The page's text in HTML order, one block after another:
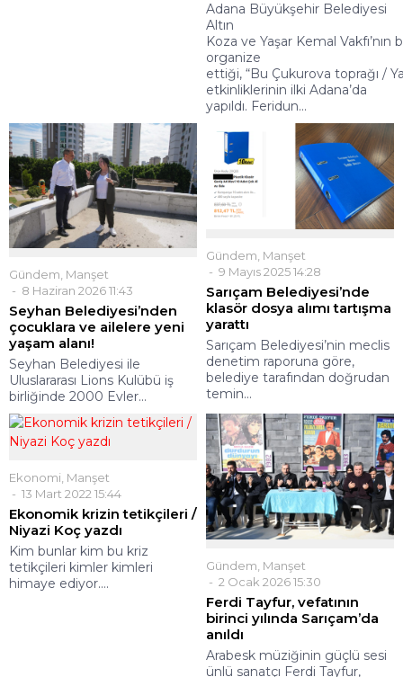
Adana Büyükşehir Belediyesi
Altın
Koza ve Yaşar Kemal Vakfı’nın
organize
ettiği, “Bu Çukurova toprağı /
etkinliklerinin ilki Adana’da
yapıldı. Feridun...
Gündem, Manşet
8 Haziran 2026 11:43
Seyhan Belediyesi’nden
çocuklara ve ailelere yeni
yaşam alanı!
Seyhan Belediyesi ile
Uluslararası Lions Kulübü iş
birliğinde 2000 Evler...
Gündem Manşet
9 Mayıs 2025 14:28
Sarıçam Belediyesi’nde
klasör dosya alımı tartışma
yarattı
Sarıçam Belediyesi’nin meclis
denetim raporuna göre,
belediye tarafından doğrudan
temin...
Ekonomi, Manşet
13 Mart 2022 15:44
Ekonomik krizin tetikçileri /
Niyazi Koç yazdı
Kim bunlar kim bu kriz
tetikçileri kimler kimleri
himaye ediyor....
Gündem Manşet
2 Ocak 2026 15:30
Ferdi Tayfur, vefatının
birinci yılında Sarıçam’da
anıldı
Arabesk müziğinin güçlü sesi
ünlü sanatçı Ferdi Tayfur,